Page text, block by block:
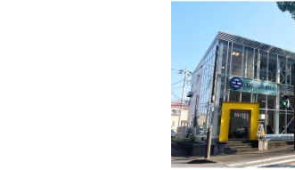
フルフラットシート
シートヒーター
－ フロントカメラ
－ ルーフレール